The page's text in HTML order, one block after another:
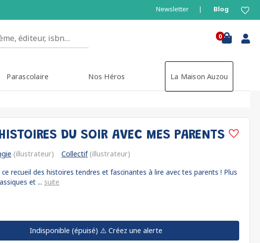
Newsletter Blog
0
Parascolaire Nos Héros La Maison Auzou
DU SOIR AVEC MES PARENTS
(illustrateur) Collectif(illustrateur)
recueil des histoires tendres et fascinantes à lire avec tes parents ! Plus
et ... suite
Indisponible (épuisé) ⚠️ Créez une alerte